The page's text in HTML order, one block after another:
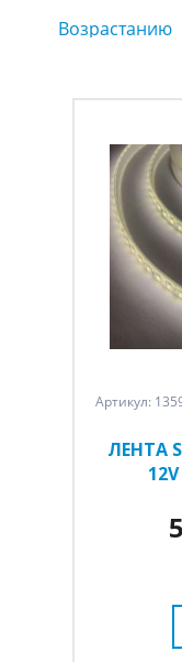
Возрастанию
Артикул:
ЛЕНТА